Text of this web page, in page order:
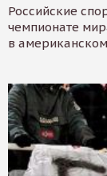
Российские
чемпионате
в